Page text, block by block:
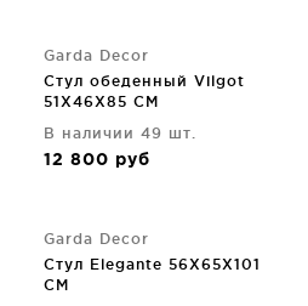
Garda Decor
Стул обеденный Vilgot
51X46X85 CM
В наличии 49 шт.
12 800 руб
Garda Decor
Стул Elegante 56X65X101
CM